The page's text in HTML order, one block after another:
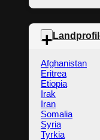
Afghanistan
Eritrea
Etiopia
Irak
Iran
Somalia
Syria
Tyrkia